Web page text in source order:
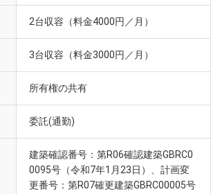
2台収容（料金4000円／月）
3台収容（料金3000円／月）
所有権の共有
委託(通勤)
建築確認番号：第R06確認建築GBRC0
0095号（令和7年1月23日）、計画変
更番号：第R07確更建築GBRC00005号